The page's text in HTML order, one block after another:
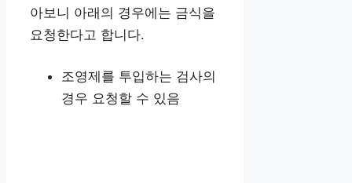
아보니 아래의 경우에는 금식을
요청한다고 합니다.
조영제를 투입하는 검사의
경우 요청할 수 있음